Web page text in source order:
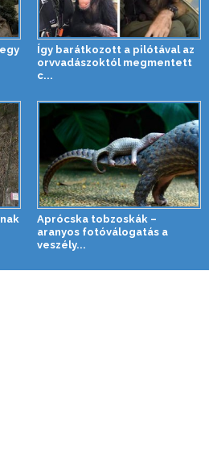
Így barátkozott a pilótával az
orvvadászoktól megmentett
c...
Aprócska tobzoskák –
aranyos fotóválogatás a
veszély...